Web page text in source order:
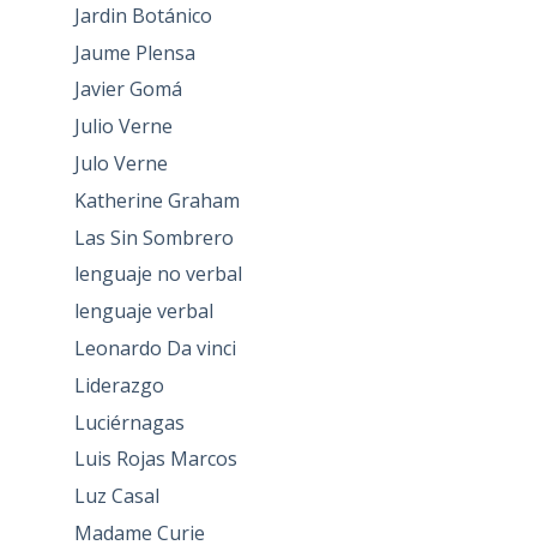
Jardin Botánico
Jaume Plensa
Javier Gomá
Julio Verne
Julo Verne
Katherine Graham
Las Sin Sombrero
lenguaje no verbal
lenguaje verbal
Leonardo Da vinci
Liderazgo
Luciérnagas
Luis Rojas Marcos
Luz Casal
Madame Curie